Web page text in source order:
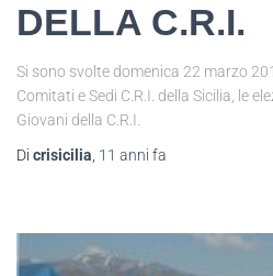
DELLA C.R.I.
Si sono svolte domenica 22 marzo
Comitati e Sedi C.R.I. della Sicilia, le
Giovani della C.R.I.
Di crisicilia, 11 anni fa